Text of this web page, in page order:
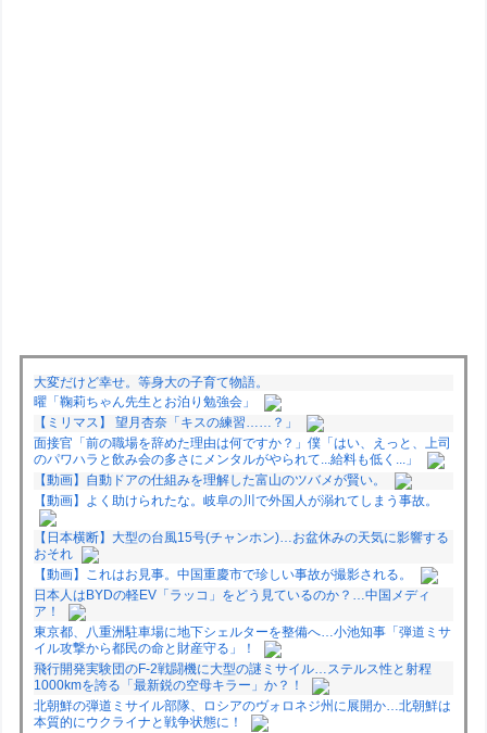
大変だけど幸せ。等身大の子育て物語。
曜「鞠莉ちゃん先生とお泊り勉強会」
【ミリマス】 望月杏奈「キスの練習……？」
面接官「前の職場を辞めた理由は何ですか？」僕「はい、えっと、上司
のパワハラと飲み会の多さにメンタルがやられて...給料も低く...」
【動画】自動ドアの仕組みを理解した富山のツバメが賢い。
【動画】よく助けられたな。岐阜の川で外国人が溺れてしまう事故。
【日本横断】大型の台風15号(チャンホン)…お盆休みの天気に影響する
おそれ
【動画】これはお見事。中国重慶市で珍しい事故が撮影される。
日本人はBYDの軽EV「ラッコ」をどう見ているのか？…中国メディ
ア！
東京都、八重洲駐車場に地下シェルターを整備へ…小池知事「弾道ミサ
イル攻撃から都民の命と財産守る」！
飛行開発実験団のF-2戦闘機に大型の謎ミサイル…ステルス性と射程
1000kmを誇る「最新鋭の空母キラー」か？！
北朝鮮の弾道ミサイル部隊、ロシアのヴォロネジ州に展開か…北朝鮮は
本質的にウクライナと戦争状態に！